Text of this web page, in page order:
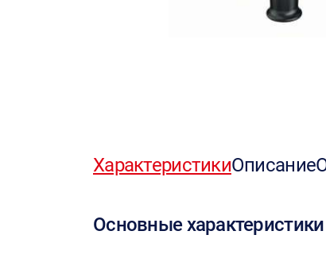
ХарактеристикиОписание
Основные характеристики